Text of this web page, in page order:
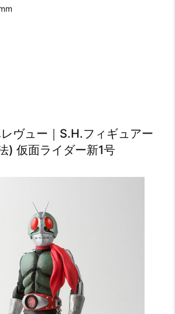
ヴュー｜S.H.フィギュアー
) 仮面ライダー新1号